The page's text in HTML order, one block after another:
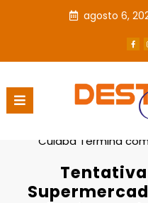
agosto 6,
Página
Cuiabá Termina